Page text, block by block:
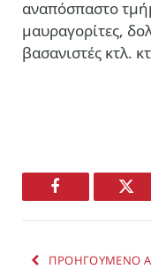
αναπόσπαστο
μαυραγορίτες,
βασανιστές κτλ.
Facebook
ΠΡΟΗΓΟΥΜΕΝΟ